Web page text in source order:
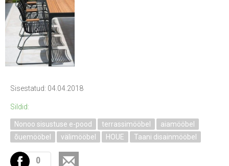
Sisestatud: 04.04.2018
Sildid:
Nonoo sisustuse e-pood terrassimööbel
aiamööbel
õuemööbel
välimööbel HOUE Taani disainmööbel
0